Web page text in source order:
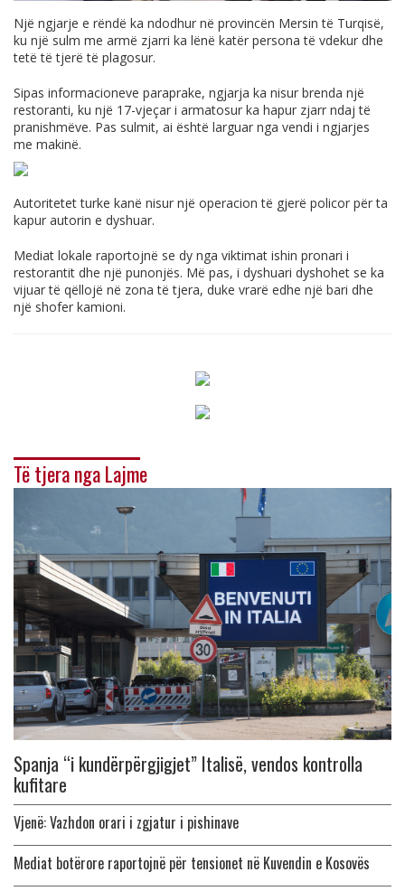
Një ngjarje e rëndë ka ndodhur në provincën Mersin të Turqisë,
ku një sulm me armë zjarri ka lënë katër persona të vdekur dhe
tetë të tjerë të plagosur.
Sipas informacioneve paraprake, ngjarja ka nisur brenda një
restoranti, ku një 17-vjeçar i armatosur ka hapur zjarr ndaj të
pranishmëve. Pas sulmit, ai është larguar nga vendi i ngjarjes
me makinë.
Autoritetet turke kanë nisur një operacion të gjerë policor për ta
kapur autorin e dyshuar.
Mediat lokale raportojnë se dy nga viktimat ishin pronari i
restorantit dhe një punonjës. Më pas, i dyshuari dyshohet se ka
vijuar të qëllojë në zona të tjera, duke vrarë edhe një bari dhe
një shofer kamioni.
Të tjera nga Lajme
Spanja “i kundërpërgjigjet” Italisë, vendos kontrolla
kufitare
Vjenë: Vazhdon orari i zgjatur i pishinave
Mediat botërore raportojnë për tensionet në Kuvendin e Kosovës